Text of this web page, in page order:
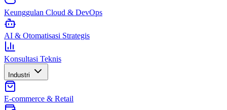
Keunggulan Cloud & DevOps
AI & Otomatisasi Strategis
Konsultasi Teknis
Industri
E-commerce & Retail